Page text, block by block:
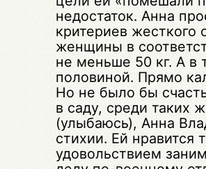
недостаток. Анна
критериев жесткого
женщины в
не меньше 50 кг. А в
половиной. Прямо
Но не было бы
в саду, среди таких
(улыбаюсь), Анна
стихии. Ей нравится
удовольствием